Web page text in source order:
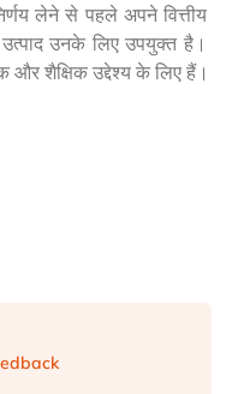
लेने से पहले अपने वित्तीय
उत्पाद उनके लिए उपयुक्त है।
और शैक्षिक उद्देश्य के लिए हैं।